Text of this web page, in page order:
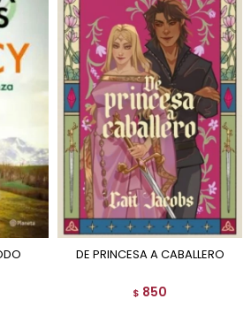
DE PRINCESA A CABALLERO
$ 850